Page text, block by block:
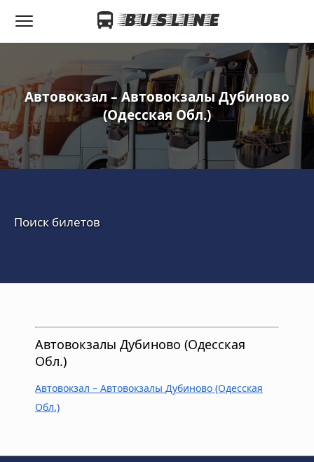
Автовокзал – Автовокзалы Дубиново
(Одесская Обл.)
Поиск билетов
Автовокзалы Дубиново (Одесская
Обл.)
Автовокзал – Автовокзалы Дубиново (Одесская
Обл.)